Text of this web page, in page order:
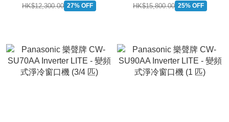
HK$12,300.00 27% OFF HK$15,800.00 25% OFF